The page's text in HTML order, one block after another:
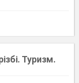
Туризм.